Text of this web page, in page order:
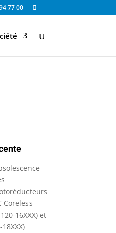
77 00
Coreless
16XXX) et